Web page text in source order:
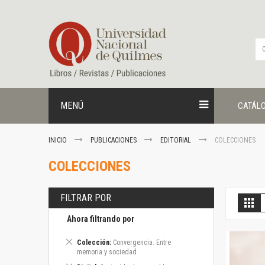
contenido
MENÚ
INICIO PUBLICACIONES EDITORIAL COLECCIONES
COLECCIONES
FILTRAR POR
Ahora filtrando por
Colección Convergencia. Entre
memoria y sociedad
Eliminar
este